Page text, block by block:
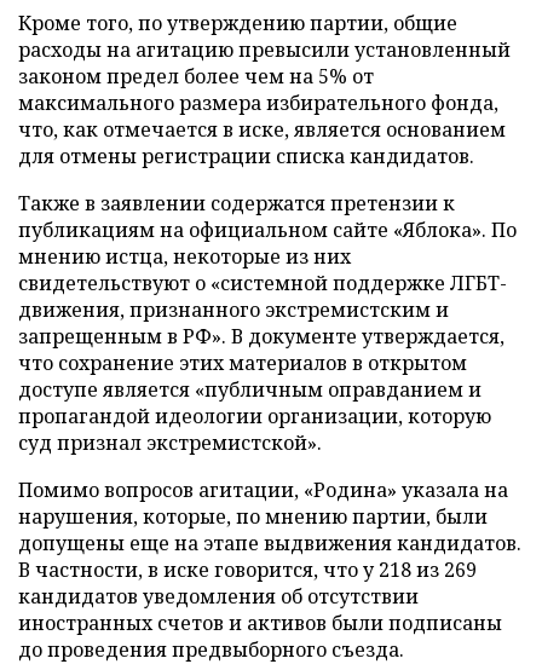
Кроме того, по утверждению партии, общие
расходы на агитацию превысили установленный
законом предел более чем на 5% от
максимального размера избирательного фонда,
что, как отмечается в иске, является основанием
для отмены регистрации списка кандидатов.
Также в заявлении содержатся претензии к
публикациям на официальном сайте «Яблока». По
мнению истца, некоторые из них
свидетельствуют о «системной поддержке ЛГБТ-
движения, признанного экстремистским и
запрещенным в РФ». В документе утверждается,
что сохранение этих материалов в открытом
доступе является «публичным оправданием и
пропагандой идеологии организации, которую
суд признал экстремистской».
Помимо вопросов агитации, «Родина» указала на
нарушения, которые, по мнению партии, были
допущены еще на этапе выдвижения кандидатов.
В частности, в иске говорится, что у 218 из 269
кандидатов уведомления об отсутствии
иностранных счетов и активов были подписаны
до проведения предвыборного съезда.